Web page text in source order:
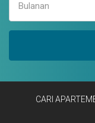
Bulanan
CARI